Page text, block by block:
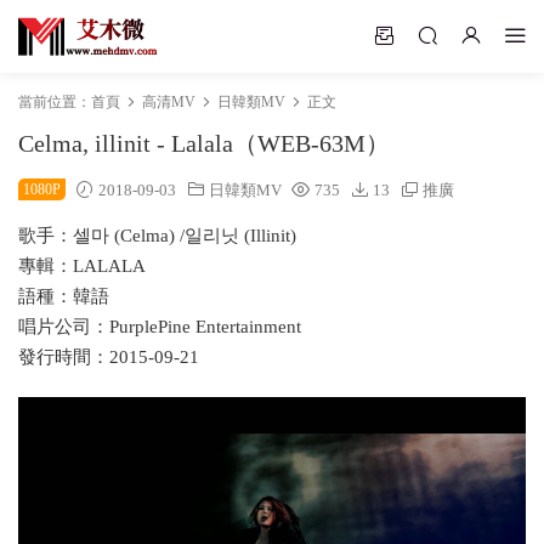
當前位置： 首頁 高清MV 日韓類MV 正文
Celma, illinit - Lalala（WEB-63M）
1080P 2018-09-03 日韓類MV 735 13 推廣
歌手：셀마 (Celma) /일리닛 (Illinit)
專輯：LALALA
語種：韓語
唱片公司：PurplePine Entertainment
發行時間：2015-09-21